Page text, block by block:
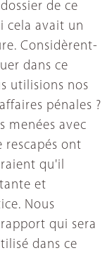
de ce
cela avait un
Considèrent-
dans ce
utilisions nos
pénales ?
menées avec
rescapés ont
qu'il
et
Nous
qui sera
dans ce